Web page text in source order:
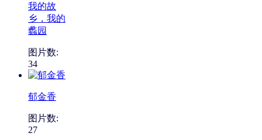
我的故
乡，我的
蠡园
图片数:
34
郁金香
图片数:
27